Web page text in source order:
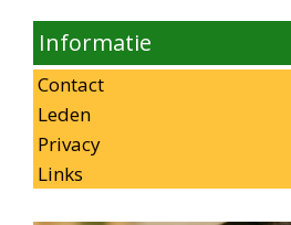
Informatie
Contact
Leden
Privacy
Links